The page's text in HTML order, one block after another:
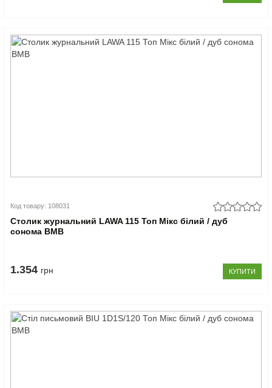
Код товару: 108031
Столик журнальний LAWA 115 Топ Мікс білий / дуб
сонома ВМВ
1.354 грн КУПИТИ